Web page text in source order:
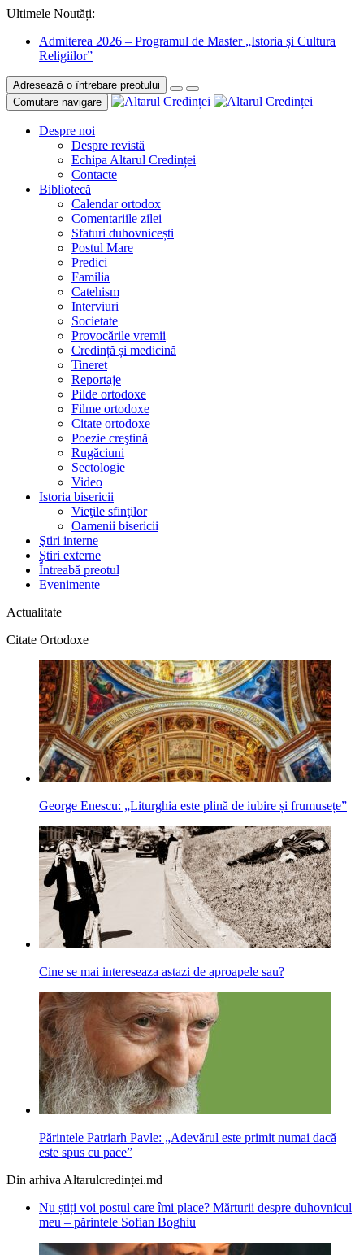
Ultimele Noutăți:
Admiterea 2026 – Programul de Master „Istoria și Cultura
Religiilor”
Adresează o întrebare preotului
Comutare navigare
Despre noi
Despre revistă
Echipa Altarul Credinței
Contacte
Bibliotecă
Calendar ortodox
Comentariile zilei
Sfaturi duhovnicești
Postul Mare
Predici
Familia
Catehism
Interviuri
Societate
Provocările vremii
Credință și medicină
Tineret
Reportaje
Pilde ortodoxe
Filme ortodoxe
Citate ortodoxe
Poezie creştină
Rugăciuni
Sectologie
Video
Istoria bisericii
Vieţile sfinţilor
Oamenii bisericii
Ştiri interne
Știri externe
Întreabă preotul
Evenimente
Actualitate
Citate Ortodoxe
George Enescu: „Liturghia este plină de iubire și frumusețe”
Cine se mai intereseaza astazi de aproapele sau?
Părintele Patriarh Pavle: „Adevărul este primit numai dacă
este spus cu pace”
Din arhiva Altarulcredinței.md
Nu știți voi postul care îmi place? Mărturii despre duhovnicul
meu – părintele Sofian Boghiu